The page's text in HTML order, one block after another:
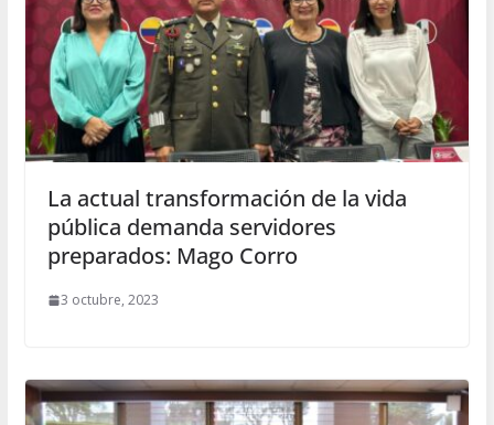
La actual transformación de la vida
pública demanda servidores
preparados: Mago Corro
3 octubre, 2023